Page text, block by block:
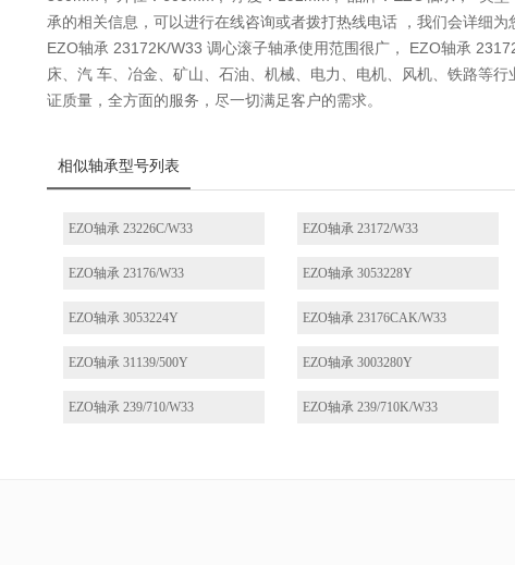
承的相关信息，可以进行在线咨询或者拨打热线电话 ，我们会详细为
EZO轴承 23172K/W33 调心滚子轴承使用范围很广， EZO轴承
床、汽 车、冶金、矿山、石油、机械、电力、电机、风机、铁路等
证质量，全方面的服务，尽一切满足客户的需求。
相似轴承型号列表
EZO轴承 23226C/W33 EZO轴承 23172/W33
EZO轴承 23176/W33 EZO轴承 3053228Y
EZO轴承 3053224Y EZO轴承 23176CAK/W33
EZO轴承 31139/500Y EZO轴承 3003280Y
EZO轴承 239/710/W33 EZO轴承 239/710K/W33